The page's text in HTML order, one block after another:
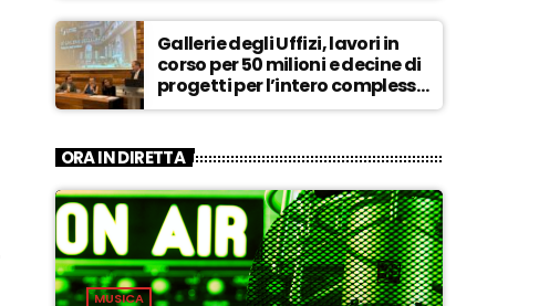
Gallerie degli Uffizi, lavori in
corso per 50 milioni e decine di
progetti per l’intero complesso
museale – ASCOLTA
ORA IN DIRETTA
MUSICA